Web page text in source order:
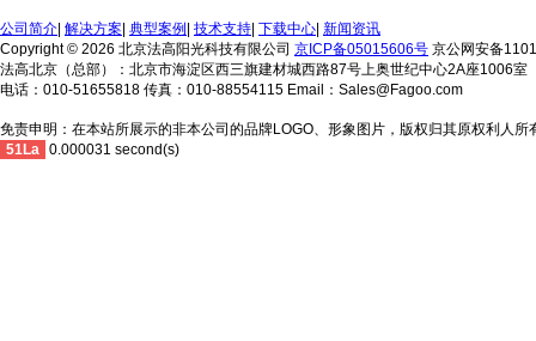
公司简介 解决方案 典型案例 技术支持 下载中心 新闻资讯
Copyright © 2026 北京法高阳光科技有限公司 京ICP备05015606号 京公网安备
法高北京（总部）：北京市海淀区西三旗建材城西路87号上奥世纪中心2A座1006室
电话：010-51655818 传真：010-88554115 Email：Sales@Fagoo.com
免责申明：在本站所展示的非本公司的品牌LOGO、形象图片，版权归其原权利人所
51La 0.000031 second(s)